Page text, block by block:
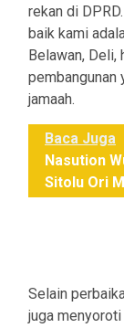
rekan di
baik kami
Belawan, Deli,
pembangunan
jamaah.
Baca Juga
Nasution
Sitolu Ori
Selain
juga